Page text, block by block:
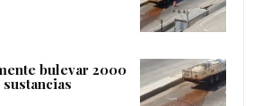
bulevar 2000